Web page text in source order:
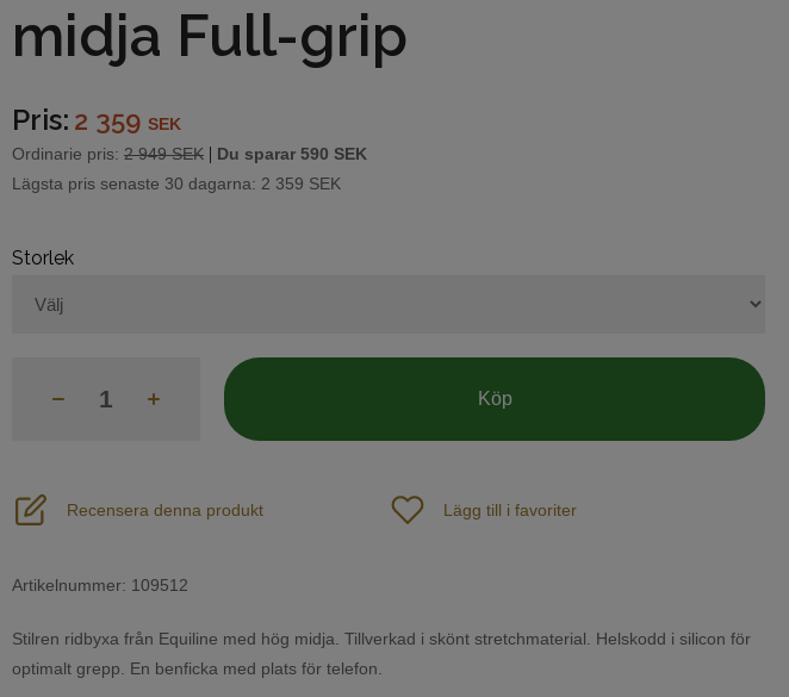
midja Full-grip
Pris: 2 359 SEK
Ordinarie pris: 2 949 SEK | Du sparar 590 SEK
Lägsta pris senaste 30 dagarna: 2 359 SEK
Storlek
Köp
Recensera denna produkt Lägg till i favoriter
Artikelnummer: 109512
Stilren ridbyxa från Equiline med hög midja. Tillverkad i skönt stretchmaterial. Helskodd i silicon för
optimalt grepp. En benficka med plats för telefon.